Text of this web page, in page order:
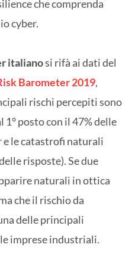
che comprenda
cyber.
italianosi rifà ai dati del
Barometer 2019,
rischi percepiti sono
posto con il 47% delle
e le catastrofi naturali
risposte). Se due
naturali in ottica
che il rischio da
delle principali
imprese industriali.